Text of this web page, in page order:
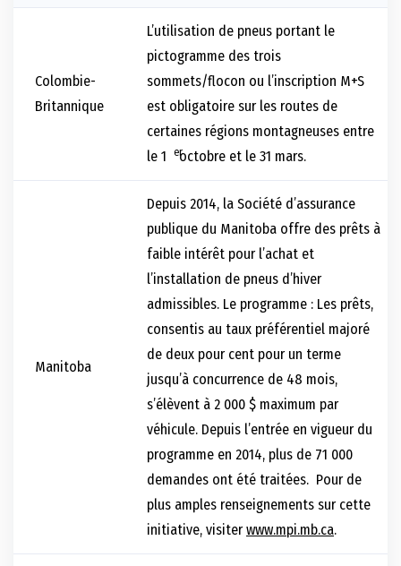
Colombie-
Britannique
L’utilisation de pneus portant le
pictogramme des trois
sommets/flocon ou l’inscription M+S
est obligatoire sur les routes de
certaines régions montagneuses entre
le 1
er
octobre et le 31 mars.
Manitoba
Depuis 2014, la Société d’assurance
publique du Manitoba offre des prêts à
faible intérêt pour l’achat et
l’installation de pneus d’hiver
admissibles. Le programme : Les prêts,
consentis au taux préférentiel majoré
de deux pour cent pour un terme
jusqu’à concurrence de 48 mois,
s’élèvent à 2 000 $ maximum par
véhicule. Depuis l’entrée en vigueur du
programme en 2014, plus de 71 000
demandes ont été traitées. Pour de
plus amples renseignements sur cette
initiative, visiterwww.mpi.mb.ca.